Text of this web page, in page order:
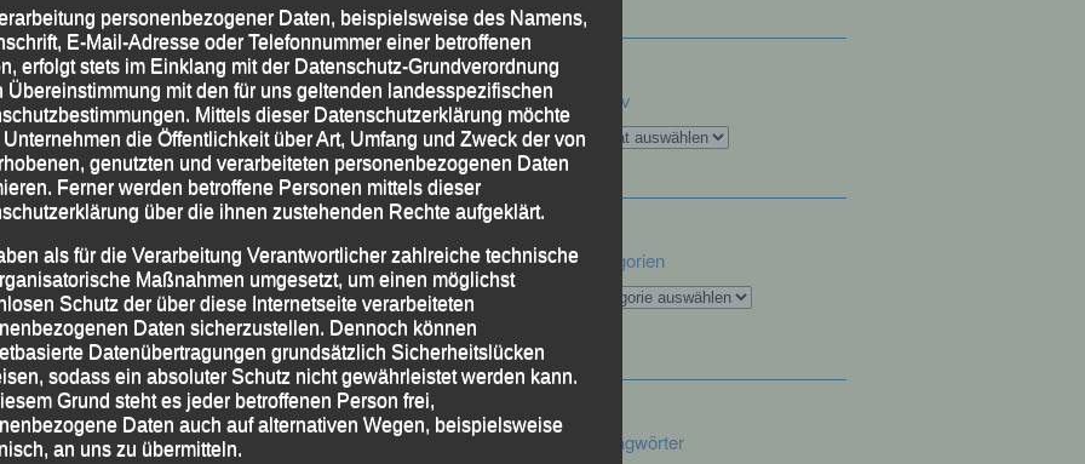
seiner Altersklasse (AK) M 50 über die Ziellinie.
die Uhren nach 2:20:59 Stunden stehen, was für
und einen tollen fünften Platz in ihrer AK W 55
mitAltötting,Renate Baumgartner,Thomas Kopfinger
(AUT), 11.
„Drei Zinnen Alpine Run“ – Sexten (ITA), 11. September 2021
Archiv
Archiv
Kategorien
Kategorien
Schlagwörter
personenbezogener Daten, beispielsweise des Namens,
E-Mail-Adresse oder Telefonnummer einer betroffenen
erfolgt stets im Einklang mit der Datenschutz-Grundverordnung
Übereinstimmung mit den für uns geltenden landesspezifischen
Mittels dieser Datenschutzerklärung möchte
die Öffentlichkeit über Art, Umfang und Zweck der von
genutzten und verarbeiteten personenbezogenen Daten
Ferner werden betroffene Personen mittels dieser
über die ihnen zustehenden Rechte aufgeklärt.
als für die Verarbeitung Verantwortlicher zahlreiche technische
Maßnahmen umgesetzt, um einen möglichst
Schutz der über diese Internetseite verarbeiteten
Daten sicherzustellen. Dennoch können
Datenübertragungen grundsätzlich Sicherheitslücken
sodass ein absoluter Schutz nicht gewährleistet werden kann.
Grund steht es jeder betroffenen Person frei,
Daten auch auf alternativen Wegen, beispielsweise
an uns zu übermitteln.